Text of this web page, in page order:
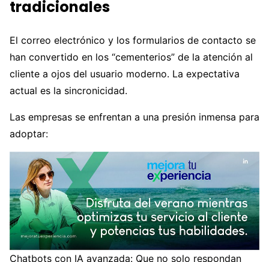
tradicionales
El correo electrónico y los formularios de contacto se
han convertido en los “cementerios” de la atención al
cliente a ojos del usuario moderno. La expectativa
actual es la sincronicidad.
Las empresas se enfrentan a una presión inmensa para
adoptar:
Chatbots con IA avanzada: Que no solo respondan